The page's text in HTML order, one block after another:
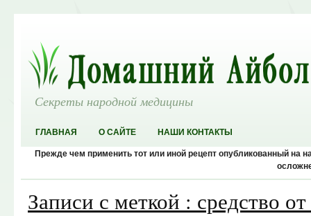
Секреты народной медицины
ГЛАВНАЯ О САЙТЕ НАШИ КОНТАКТЫ
Прежде чем применить тот или иной рецепт опубликованный на
Записи с меткой : средство